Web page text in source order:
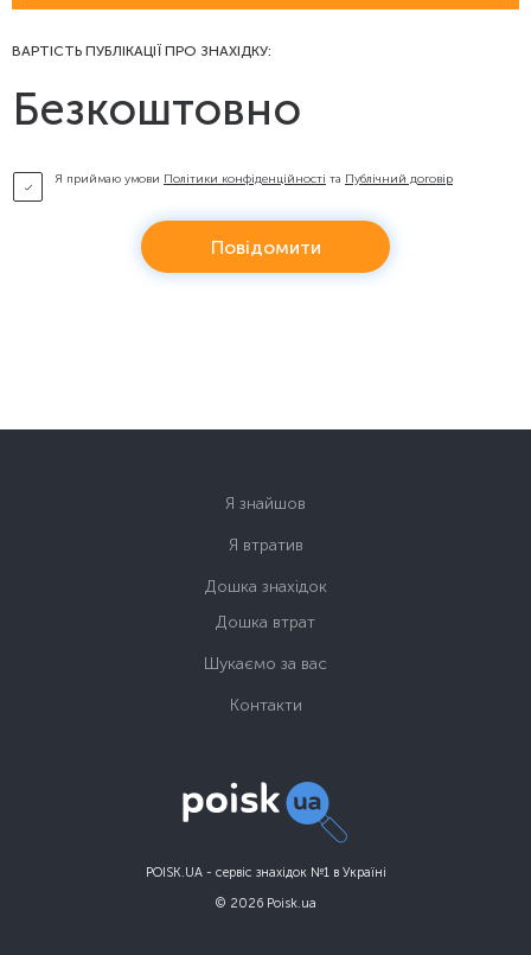
ВАРТІСТЬ ПУБЛІКАЦІЇ ПРО ЗНАХІДКУ:
Безкоштовно
Я приймаю умови Політики конфіденційності та Публічний договір
Повідомити
POISK.UA - сервіс знахідок №1 в Україні
© 2026 Poisk.ua
Я знайшов
Я втратив
Дошка знахідок
Дошка втрат
Шукаємо за вас
Контакти